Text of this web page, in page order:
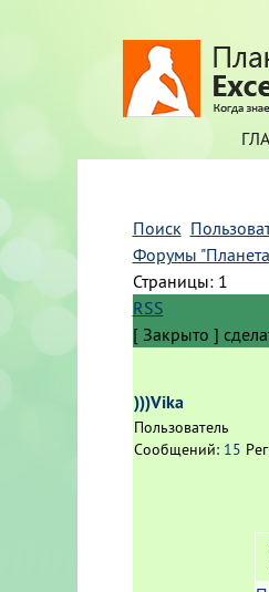
Поиск
Форумы
Страницы: 1
RSS
[ Закрыто ]
)))Vika
Пользователь
Сообщений: 15